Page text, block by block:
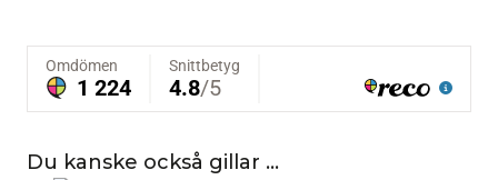
Du kanske också gillar …